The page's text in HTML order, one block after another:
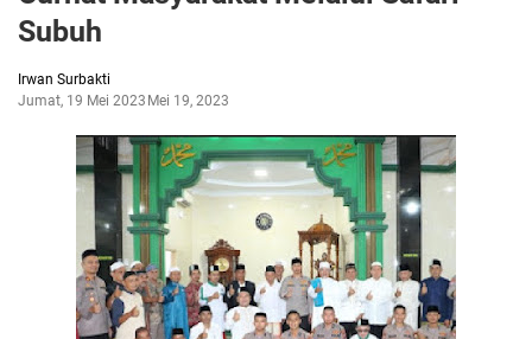
Subuh
Irwan Surbakti
Jumat, 19 Mei 2023 Mei 19, 2023